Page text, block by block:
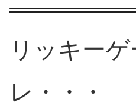
リッキー
レ・・・